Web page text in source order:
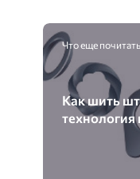
Что еще почитать
Как шить